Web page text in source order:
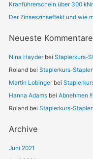
Kranführerschein über 300
Der Zinseszinseffekt und wie
Neueste Kommentare
Nina Hayder beiStaplerkurs-
Roland beiStaplerkurs-
Martin Lobinger bei
Hanna Adams beiAbnehmen
Roland beiStaplerkurs-
Archive
Juni 2021